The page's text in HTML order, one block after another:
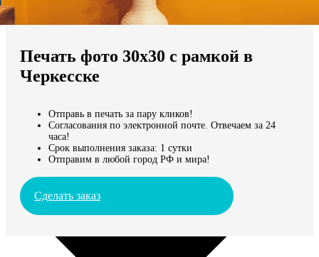
Мы доставляем по всему миру
Продолжить без города
Печать фото 30х30 с рамкой в
Черкесске
Отправь в печать за пару кликов!
Согласования по электронной почте. Отвечаем за 24
часа!
Срок выполнения заказа: 1 сутки
Отправим в любой город РФ и мира!
Сделать заказ